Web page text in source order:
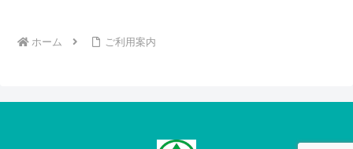
ホーム ご利用案内